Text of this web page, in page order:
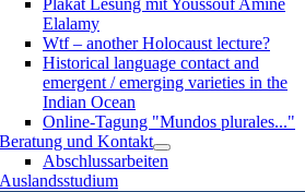
Elalamy
Wtf – another Holocaust lecture?
Historical language contact and
emergent / emerging varieties in the
Indian Ocean
Online-Tagung "Mundos plurales..."
Beratung und Kontakt
Abschlussarbeiten
Auslandsstudium